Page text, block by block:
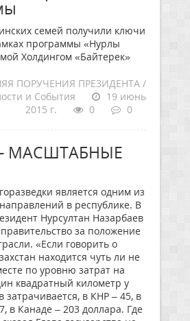
семей получили ключи
программы «Нурлы
Холдингом «Байтерек»
ПОРУЧЕНИЯ ПРЕЗИДЕНТА /
и События
19 июнь
2015 г.
0 0
МАСШТАБНЫЕ
является одним из
в республике. В
Нурсултан Назарбаев
за положение
«Если говорить о
находится чуть ли не
по уровню затрат на
квадратный километр у
затрачивается, в КНР – 45, в
в Канаде – 203 доллара. Где